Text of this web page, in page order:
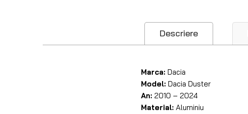
Descriere
Marca: Dacia
Model: Dacia Duster
An: 2010 – 2024
Material: Aluminiu